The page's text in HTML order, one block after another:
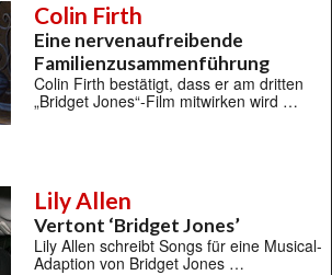
Colin Firth
Eine nervenaufreibende
Familienzusammenführung
Colin Firth bestätigt, dass er am dritten
„Bridget Jones“-Film mitwirken wird …
Lily Allen
Vertont ‘Bridget Jones’
Lily Allen schreibt Songs für eine Musical-
Adaption von Bridget Jones …